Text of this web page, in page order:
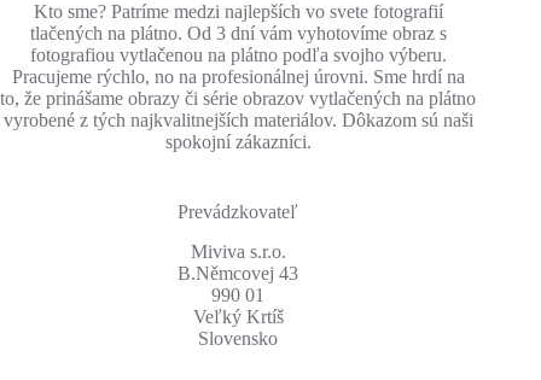
Kto sme? Patríme medzi najlepších vo svete fotografií
tlačených na plátno. Od 3 dní vám vyhotovíme obraz s
fotografiou vytlačenou na plátno podľa svojho výberu.
Pracujeme rýchlo, no na profesionálnej úrovni. Sme hrdí na
to, že prinášame obrazy či série obrazov vytlačených na plátno
vyrobené z tých najkvalitnejších materiálov. Dôkazom sú naši
spokojní zákazníci.
Prevádzkovateľ
Miviva s.r.o.
B.Němcovej 43
990 01
Veľký Krtíš
Slovensko